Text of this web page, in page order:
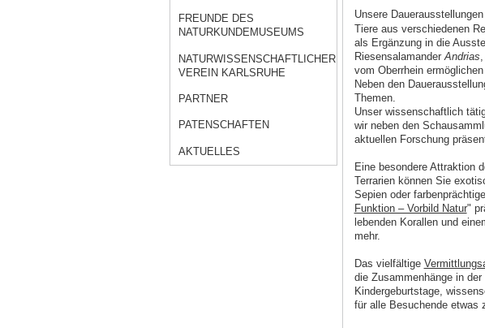
FREUNDE DES
NATURKUNDEMUSEUMS
NATURWISSENSCHAFTLICHER
VEREIN KARLSRUHE
PARTNER
PATENSCHAFTEN
AKTUELLES
Unsere
Tiere aus verschiedenen
als Ergänzung in die
Riesensalamander Andrias
vom Oberrhein
Neben den
Themen.
Unser wissenschaftlich
wir neben den
aktuellen Forschung
Eine besondere Attraktion
Terrarien können Sie
Sepien oder
Funktion – Vorbild Natur"
lebenden Korallen und
mehr.
Das vielfältige
die Zusammenhänge in
Kindergeburtstage,
für alle Besuchende etwas